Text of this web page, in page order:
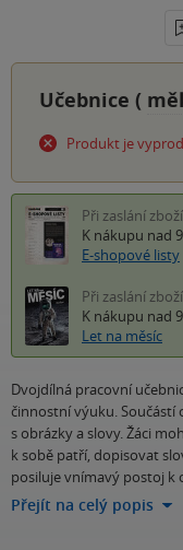
Učebnice (
Produkt je
Při zaslání
K nákupu nad
E-shopové listy
Při zaslání
K nákupu nad
Let na měsíc
Dvojdílná pracovní
činnostní výuku.
s obrázky a slovy. Žáci
k sobě patří, dopisovat
posiluje vnímavý postoj k
Přejít na celý popis